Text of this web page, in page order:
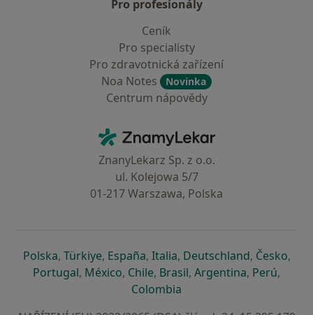
Pro profesionály
Ceník
Pro specialisty
Pro zdravotnická zařízení
Noa Notes
Novinka
Centrum nápovědy
ZnamyLekar - Hlavní stránka
ZnanyLekarz Sp. z o.o.
ul. Kolejowa 5/7
01-217 Warszawa, Polska
Polskase otevře v nové záložce
, Türkiyese otevře v nové záložce
, Españase otevře v nové záložce
, Italiase otevře v nové záložce
, Deutschlandse otevře v
, Českose
,
Portugalse otevře v nové záložce
, Méxicose otevře v nové záložce
, Chilese otevře v nové záložce
, Brasilse otevře v nové
, Argentinase otevře v
, Perúse
,
Colombia